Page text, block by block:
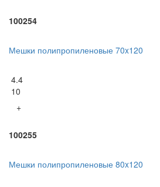
100254
Мешки полипропиленовые 70x120
4.4
10
+
100255
Мешки полипропиленовые 80x120